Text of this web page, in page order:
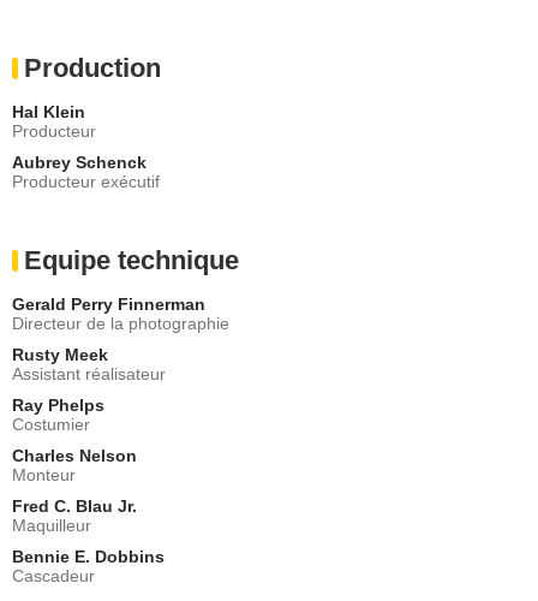
Production
Hal Klein
Producteur
Aubrey Schenck
Producteur exécutif
Equipe technique
Gerald Perry Finnerman
Directeur de la photographie
Rusty Meek
Assistant réalisateur
Ray Phelps
Costumier
Charles Nelson
Monteur
Fred C. Blau Jr.
Maquilleur
Bennie E. Dobbins
Cascadeur